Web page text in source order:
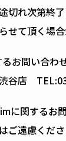
切れ次第終了
せて頂く場合
お問い合わ
谷店
に関するお
ご遠慮くだ